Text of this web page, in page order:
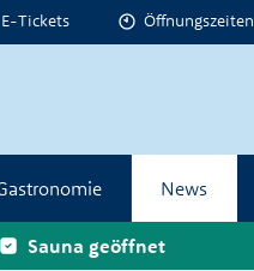
E-Tickets Öffnungszeiten
News
Sauna geöffnet